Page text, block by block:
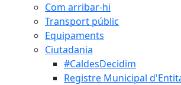
Com arribar-hi
Transport públic
Equipaments
Ciutadania
#CaldesDecidim
Registre Municipal